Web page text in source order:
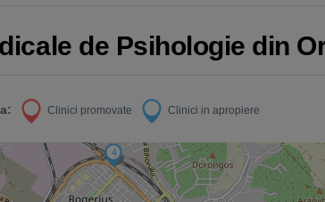
de Psihologie din
Clinici promovate Clinici in apropiere
4